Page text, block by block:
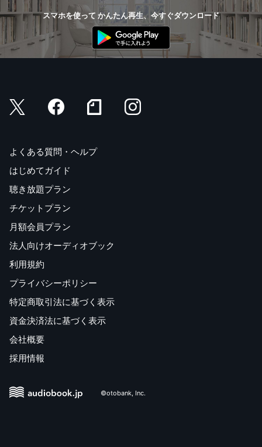
スマホを使って かんたん再生、今すぐダウンロード
よくある質問・ヘルプ
はじめてガイド
聴き放題プラン
チケットプラン
月額会員プラン
法人向けオーディオブック
利用規約
プライバシーポリシー
特定商取引法に基づく表示
資金決済法に基づく表示
会社概要
採用情報
©otobank, Inc.